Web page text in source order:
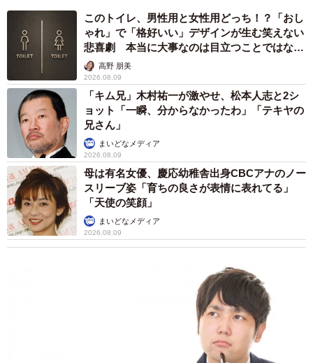
このトイレ、男性用と女性用どっち！？「おし
ゃれ」で「格好いい」デザインが生む笑えない
悲喜劇 本当に大事なのは目立つことではな
く…高野 朋美
2026.08.09
「キム兄」木村祐一が激やせ、松本人志と2シ
ョット「一瞬、分からなかったわ」「テキヤの
兄さん」
まいどなメディア
2026.08.09
母は有名女優、慶応幼稚舎出身CBCアナのノー
スリーブ姿「育ちの良さが表情に表れてる」
「天使の笑顔」
まいどなメディア
2026.08.09